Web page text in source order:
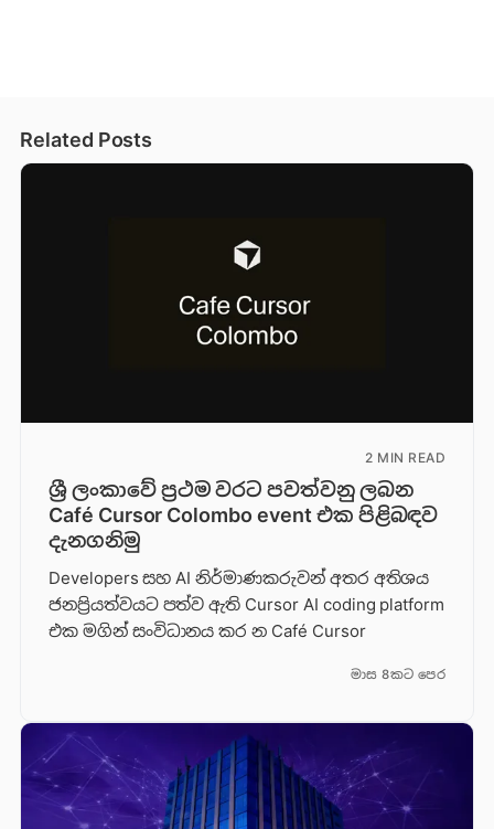
Related Posts
2 MIN READ
ශ්‍රී ලංකාවේ ප්‍රථම වරට පවත්වනු ලබන
Café Cursor Colombo event එක පිළිබඳව
දැනගනිමු
Developers සහ AI නිර්මාණකරුවන් අතර අතිශය
ජනප්‍රියත්වයට පත්ව ඇති Cursor AI coding platform
එක මගින් සංවිධානය කර න Café Cursor
මාස 8කට පෙර